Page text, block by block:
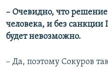
– Очевидно, что решение
человека, и без санкции
будет невозможно.
– Да, поэтому Сокуров